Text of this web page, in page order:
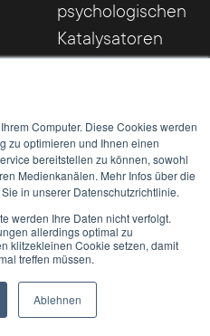
Computer. Diese Cookies werden
zu optimieren und Ihnen einen
bereitstellen zu können, sowohl
Medienkanälen. Mehr Infos über die
in unserer Datenschutzrichtlinie.
werden Ihre Daten nicht verfolgt.
allerdings optimal zu
klitzekleinen Cookie setzen, damit
treffen müssen.
Ablehnen
psychologischen
Katalysatoren
für die
WordPress
Nutzung unserer
Ihre Präferenzen und
und Personalisierung nur,
und weiter' Ihr
Einwilligung jederzeit mit
Informationen zu den
finden Sie unter dem Button